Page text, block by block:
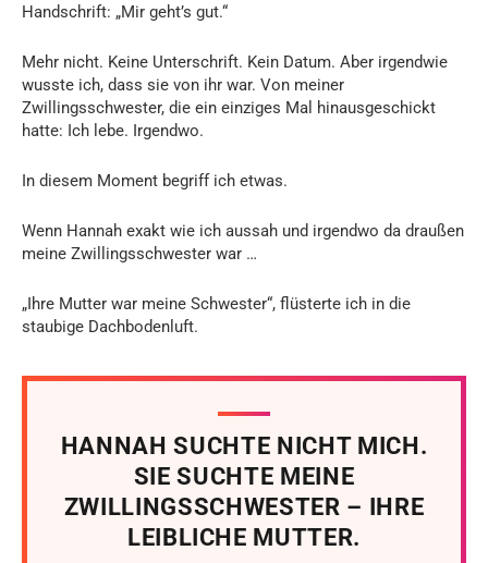
Handschrift: „Mir geht’s gut.“
Mehr nicht. Keine Unterschrift. Kein Datum. Aber irgendwie
wusste ich, dass sie von ihr war. Von meiner
Zwillingsschwester, die ein einziges Mal hinausgeschickt
hatte: Ich lebe. Irgendwo.
In diesem Moment begriff ich etwas.
Wenn Hannah exakt wie ich aussah und irgendwo da draußen
meine Zwillingsschwester war …
„Ihre Mutter war meine Schwester“, flüsterte ich in die
staubige Dachbodenluft.
HANNAH SUCHTE NICHT MICH.
SIE SUCHTE MEINE
ZWILLINGSSCHWESTER – IHRE
LEIBLICHE MUTTER.